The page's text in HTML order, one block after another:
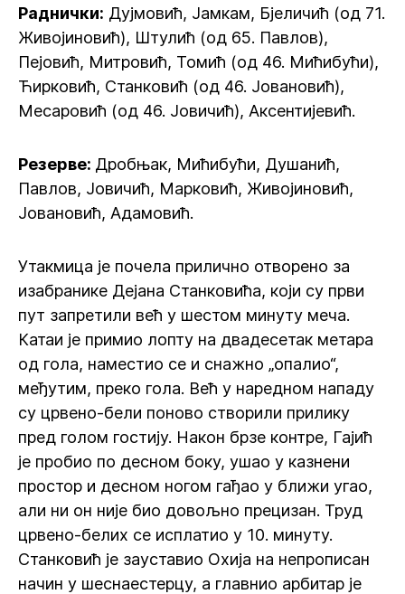
Раднички: Дујмовић, Јамкам, Бјеличић (од 71.
Живојиновић), Штулић (од 65. Павлов),
Пејовић, Митровић, Томић (од 46. Мићибући),
Ћирковић, Станковић (од 46. Јовановић),
Месаровић (од 46. Јовичић), Аксентијевић.
Резерве: Дробњак, Мићибући, Душанић,
Павлов, Јовичић, Марковић, Живојиновић,
Јовановић, Адамовић.
Утакмица је почела прилично отворено за
изабранике Дејана Станковића, који су први
пут запретили већ у шестом минуту меча.
Катаи је примио лопту на двадесетак метара
од гола, наместио се и снажно „опалио“,
међутим, преко гола. Већ у наредном нападу
су црвено-бели поново створили прилику
пред голом гостију. Након брзе контре, Гајић
је пробио по десном боку, ушао у казнени
простор и десном ногом гађао у ближи угао,
али ни он није био довољно прецизан. Труд
црвено-белих се исплатио у 10. минуту.
Станковић је зауставио Охија на непрописан
начин у шеснаестерцу, а главнио арбитар је